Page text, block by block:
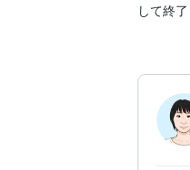
して終